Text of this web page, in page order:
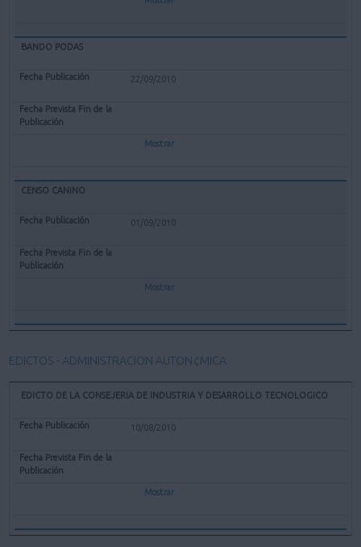
BANDO PODAS
22/09/2010
Mostrar
CENSO CANINO
01/09/2010
Mostrar
EDICTOS - ADMINISTRACION AUTON¢MICA
EDICTO DE LA CONSEJERIA DE INDUSTRIA Y DESARROLLO TECNOLOGICO
10/08/2010
Mostrar